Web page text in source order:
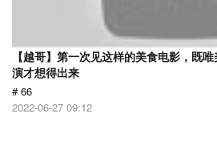
【越哥】第一次见这样的美食电影，既
演才想得出来
# 66
2022-06-27 09:12